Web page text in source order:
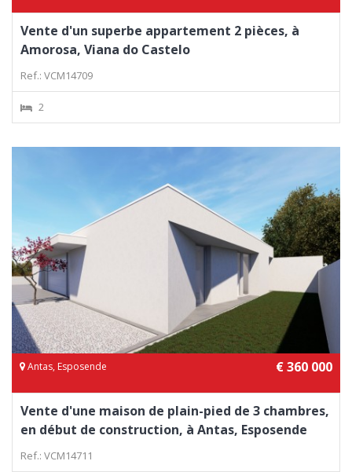
Vente d'un superbe appartement 2 pièces, à
Amorosa, Viana do Castelo
Ref.: VCM14709
2
Antas, Esposende € 360 000
Vente d'une maison de plain-pied de 3 chambres,
en début de construction, à Antas, Esposende
Ref.: VCM14711